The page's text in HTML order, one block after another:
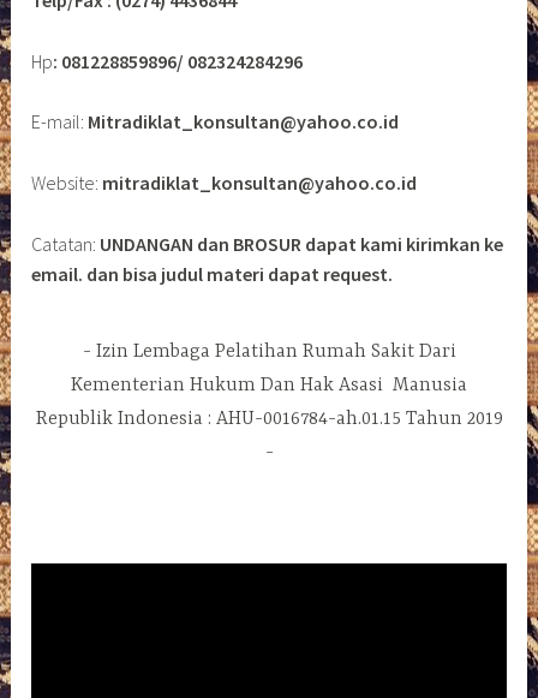
Hp: 081228859896/ 082324284296
E-mail: Mitradiklat_konsultan@yahoo.co.id
Website: mitradiklat_konsultan@yahoo.co.id
Catatan: UNDANGAN dan BROSUR dapat kami kirimkan ke
email. dan bisa judul materi dapat request.
Izin Lembaga Pelatihan Rumah Sakit Dari
Kementerian Hukum Dan Hak Asasi Manusia
Republik Indonesia : AHU-0016784-ah.01.15 Tahun 2019